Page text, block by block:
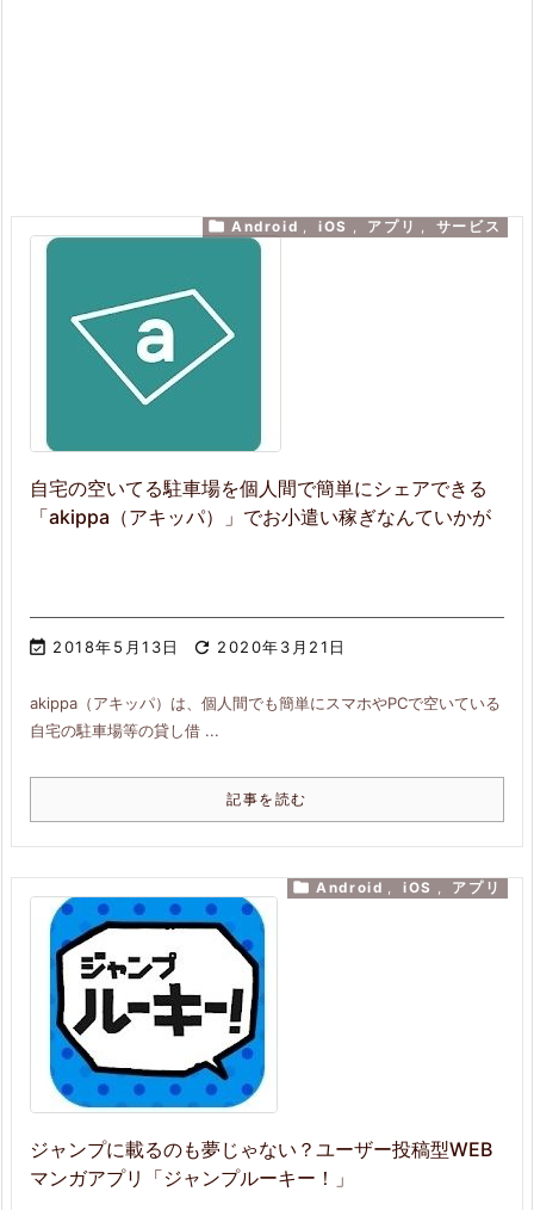
自宅の空いてる駐車場を個人間で簡単にシェアできる
「akippa（アキッパ）」でお小遣い稼ぎなんていかが
 2018年5月13日  2020年3月21日
 Android , iOS , アプリ , サービス
akippa（アキッパ）は、個人間でも簡単にスマホやPCで空いている
自宅の駐車場等の貸し借 ...
記事を読む
ジャンプに載るのも夢じゃない？ユーザー投稿型WEB
マンガアプリ「ジャンプルーキー！」
 Android , iOS , アプリ